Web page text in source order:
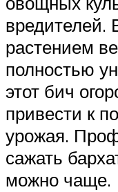
растением
полностью
этот бич
привести к
урожая.
сажать
можно чаще.